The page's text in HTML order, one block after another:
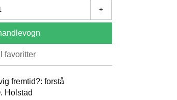
+
favoritter
fremtid?: forstå
Holstad